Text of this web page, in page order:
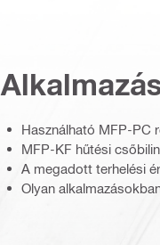
Használható MFP-PC
MFP-KF hűtési
A megadott terhelési
Olyan